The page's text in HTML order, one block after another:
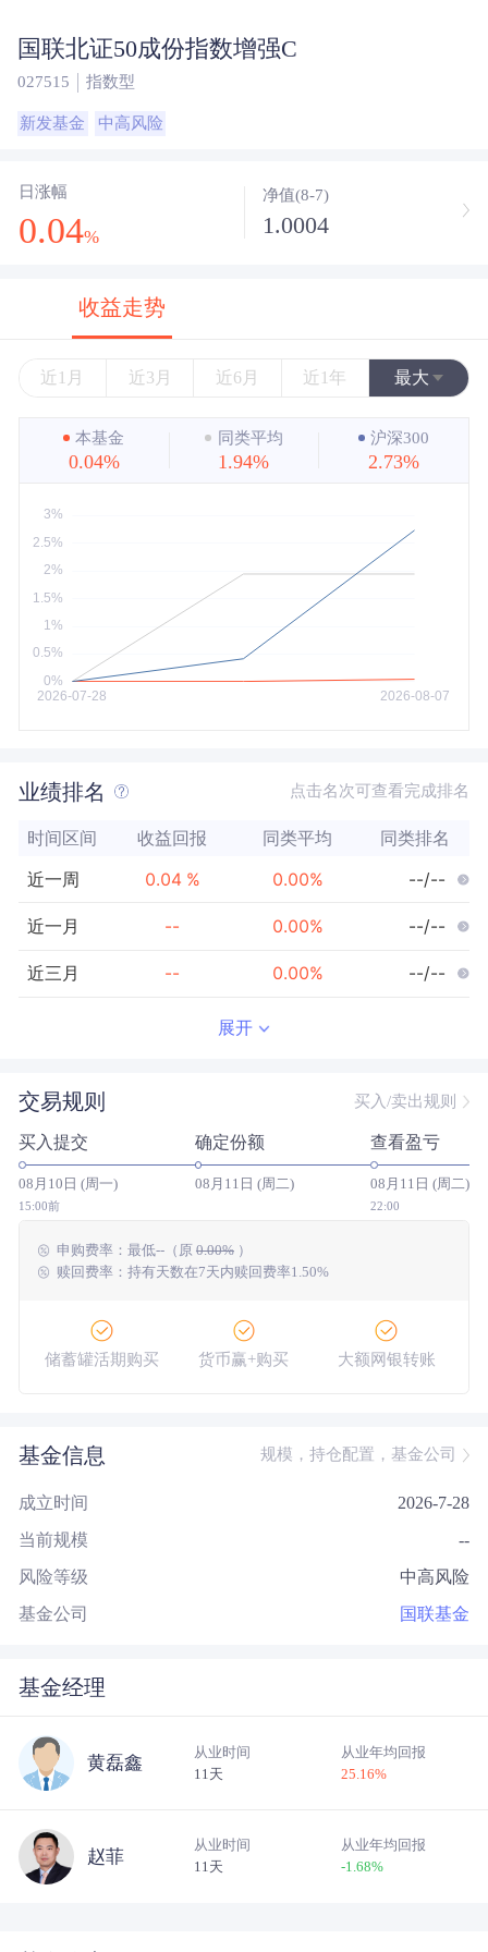
国联北证50成份指数增强C
027515 指数型
新发基金 中高风险
日涨幅
0.04%
净值(8-7)
1.0004
收益走势
近1月 近3月 近6月 近1年 最大
近3年
近5年
最大
本基金
0.04%
同类平均
1.94%
沪深300
2.73%
业绩排名 点击名次可查看完成排名
时间区间 收益回报 同类平均 同类排名
近一周 0.04 % 0.00% --/--
近一月 -- 0.00% --/--
近三月 -- 0.00% --/--
近三年 --/--
近五年 -- 0.00% --/--
今年以来
成立以来 0.04%
展开
交易规则 买入/卖出规则
买入提交
08月10日 (周一)
15:00前
确定份额
08月11日 (周二)
查看盈亏
08月11日 (周二)
22:00
申购费率： 最低--（原 0.00%）
赎回费率：持有天数在7天内赎回费率1.50%
储蓄罐活期购买 货币赢+购买 大额网银转账
基金信息 规模，持仓配置，基金公司
成立时间 2026-7-28
当前规模 --
风险等级 中高风险
基金公司 国联基金
基金经理
黄磊鑫
从业时间
11天
从业年均回报
25.16%
赵菲
从业时间
11天
从业年均回报
-1.68%